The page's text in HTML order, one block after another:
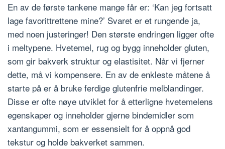
En av de første tankene mange får er: ‘Kan jeg fortsatt
lage favorittrettene mine?’ Svaret er et rungende ja,
med noen justeringer! Den største endringen ligger ofte
i meltypene. Hvetemel, rug og bygg inneholder gluten,
som gir bakverk struktur og elastisitet. Når vi fjerner
dette, må vi kompensere. En av de enkleste måtene å
starte på er å bruke ferdige glutenfrie melblandinger.
Disse er ofte nøye utviklet for å etterligne hvetemelens
egenskaper og inneholder gjerne bindemidler som
xantangummi, som er essensielt for å oppnå god
tekstur og holde bakverket sammen.